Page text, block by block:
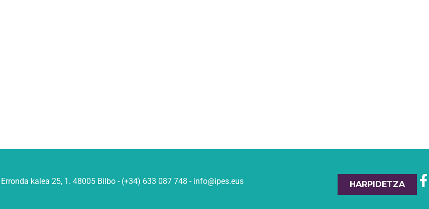
Erronda kalea 25, 1. 48005 Bilbo - (+34) 633 087 748 - info@ipes.eus HARPIDETZA